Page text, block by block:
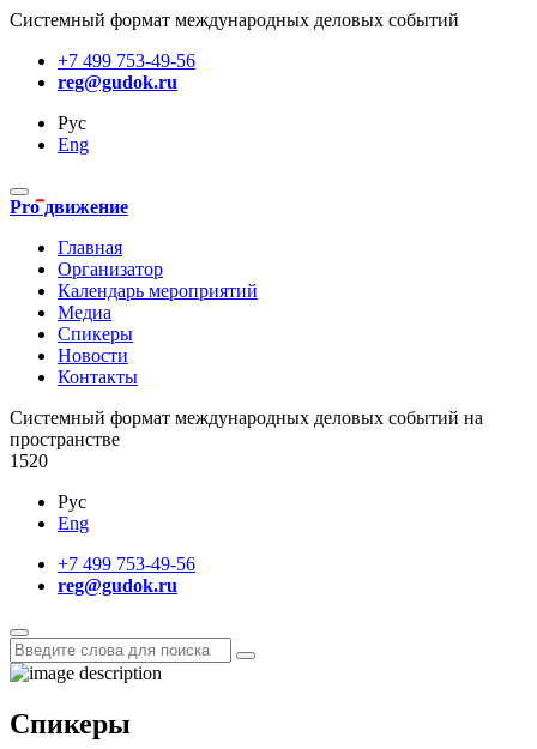
Системный формат международных деловых событий
+7 499 753-49-56
reg@gudok.ru
Рус
Eng
Pro движение
Главная
Организатор
Календарь мероприятий
Медиа
Спикеры
Новости
Контакты
Cистемный формат международных деловых событий на
пространстве
1520
Рус
Eng
+7 499 753-49-56
reg@gudok.ru
Спикеры